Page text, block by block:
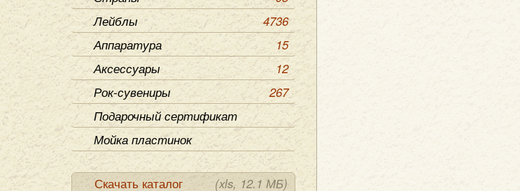
Лейблы
4736
Аппаратура
15
Аксессуары
12
Рок-сувениры
267
Подарочный сертификат
Мойка пластинок
Скачать каталог (xls, 12.1 МБ)